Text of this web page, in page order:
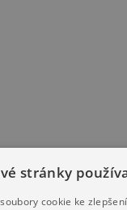
stránky
cookie ke